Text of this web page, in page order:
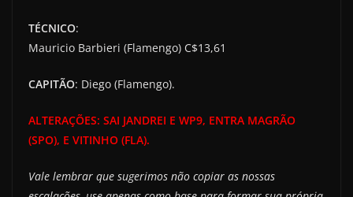
TÉCNICO:
Mauricio Barbieri (Flamengo) C$13,61
CAPITÃO: Diego (Flamengo).
ALTERAÇÕES: SAI JANDREI E WP9, ENTRA MAGRÃO
(SPO), E VITINHO (FLA).
Vale lembrar que sugerimos não copiar as nossas